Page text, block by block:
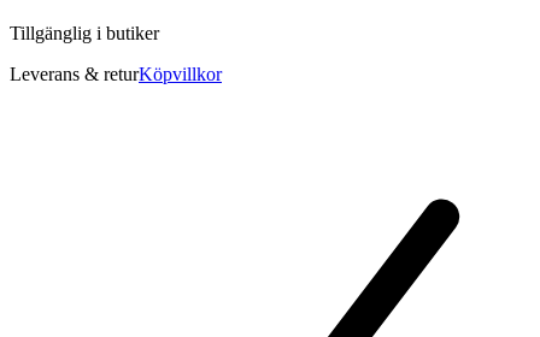
Tillgänglig i butiker
Leverans & returKöpvillkor